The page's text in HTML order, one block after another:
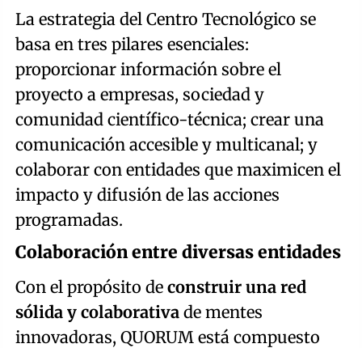
La estrategia del Centro Tecnológico se
basa en tres pilares esenciales:
proporcionar información sobre el
proyecto a empresas, sociedad y
comunidad científico-técnica; crear una
comunicación accesible y multicanal; y
colaborar con entidades que maximicen el
impacto y difusión de las acciones
programadas.
Colaboración entre diversas entidades
Con el propósito de construir una red
sólida y colaborativa de mentes
innovadoras, QUORUM está compuesto